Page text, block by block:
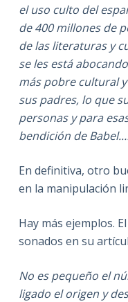
el uso culto del
de 400 millones de
de las literaturas y
se les está
más pobre cultural
sus padres, lo que
personas y para
bendición de
En definitiva, otro
en la manipulación
Hay más ejemplos.
sonados en su
No es pequeño el
ligado el origen y